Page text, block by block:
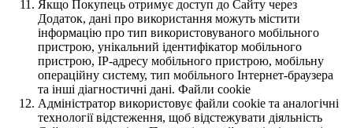
Якщо Покупець отримує доступ до Сайту через
Додаток, дані про використання можуть містити
інформацію про тип використовуваного мобільного
пристрою, унікальний ідентифікатор мобільного
пристрою, IP-адресу мобільного пристрою, мобільну
операційну систему, тип мобільного Інтернет-браузера
та інші діагностичні дані. Файли cookie
Адміністратор використовує файли cookie та аналогічні
технології відстеження, щоб відстежувати діяльність